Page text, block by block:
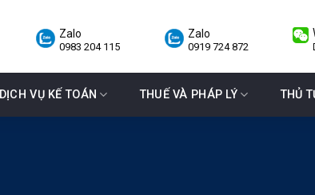
Zalo
0983 204 115
Zalo
0919 724 872
DỊCH VỤ KẾ TOÁN THUẾ VÀ PHÁP LÝ THỦ